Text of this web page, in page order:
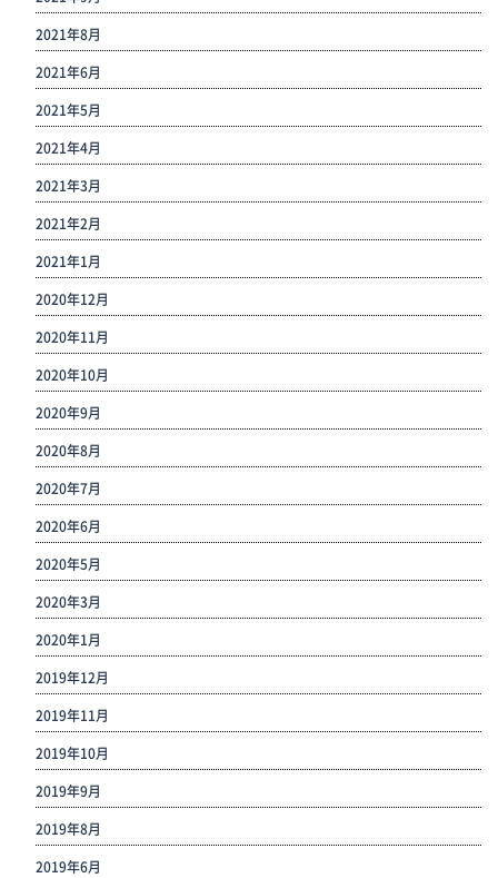
2021年8月
2021年6月
2021年5月
2021年4月
2021年3月
2021年2月
2021年1月
2020年12月
2020年11月
2020年10月
2020年9月
2020年8月
2020年7月
2020年6月
2020年5月
2020年3月
2020年1月
2019年12月
2019年11月
2019年10月
2019年9月
2019年8月
2019年6月